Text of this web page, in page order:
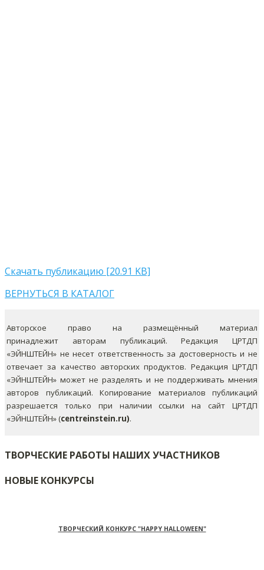
Скачать публикацию [20.91 KB]
ВЕРНУТЬСЯ В КАТАЛОГ
Авторское право на размещённый материал
принадлежит авторам публикаций. Редакция ЦРТДП
«ЭЙНШТЕЙН» не несет ответственность за достоверность и не
отвечает за качество авторских продуктов. Редакция ЦРТДП
«ЭЙНШТЕЙН» может не разделять и не поддерживать мнения
авторов публикаций. Копирование материалов публикаций
разрешается только при наличии ссылки на сайт ЦРТДП
«ЭЙНШТЕЙН» (centreinstein.ru).
ТВОРЧЕСКИЕ РАБОТЫ НАШИХ УЧАСТНИКОВ
НОВЫЕ КОНКУРСЫ
ТВОРЧЕСКИЙ КОНКУРС "HAPPY HALLOWEEN"